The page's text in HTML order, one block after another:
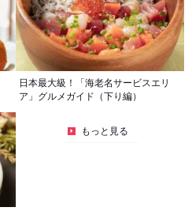
日本最大級！「海老名サービスエリ
ア」グルメガイド（下り編）
もっと見る